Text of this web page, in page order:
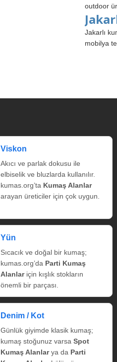
outdoor
Jakarlı
mobilya
Viskon
Akıcı ve parlak dokusu ile
elbiselik ve bluzlarda kullanılır.
kumas.org’ta Kumaş Alanlar
arayan üreticiler için çok uygun.
Yün
Sıcacık ve doğal bir kumaş;
kumas.org’da Parti Kumaş
Alanlariçin kışlık stokların
önemli bir parçası.
Denim / Kot
Günlük giyimde klasik kumaş;
kumaş stoğunuz varsa Spot
Kumaş Alanlarya da Parti